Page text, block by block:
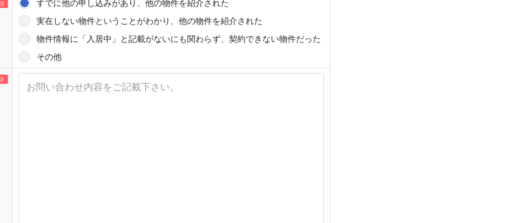
すでに他の申し込みがあり、他の物件を紹介された
実在しない物件ということがわかり、他の物件を紹介された
物件情報に「入居中」と記載がないにも関わらず、契約できない物件だった
その他